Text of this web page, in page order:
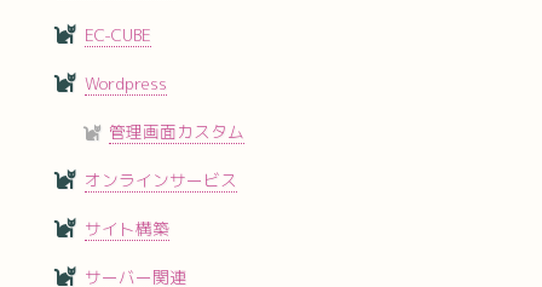
EC-CUBE
Wordpress
管理画面カスタム
オンラインサービス
サイト構築
サーバー関連